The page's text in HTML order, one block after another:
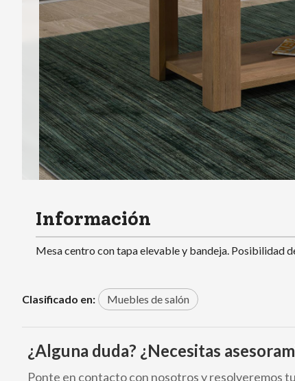
Información
Mesa centro con tapa elevable y bandeja. Posibilidad
Clasificado en: Muebles de salón
¿Alguna duda? ¿Necesitas
Ponte en contacto con nosotros y resolveremos